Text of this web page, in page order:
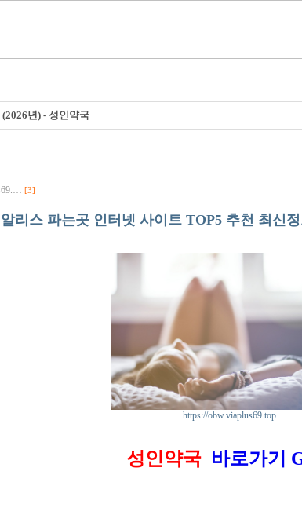
년) - 성인약국
[3]
리스 파는곳 인터넷 사이트 TOP5 추천 최신
https://obw.viaplus69.top
성인약국 바로가기